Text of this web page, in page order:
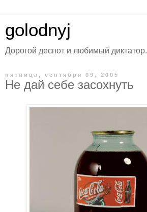
golodnyj
Дорогой деспот и любимый диктатор.
пятница, сентября 09, 2005
Не дай себе засохнуть